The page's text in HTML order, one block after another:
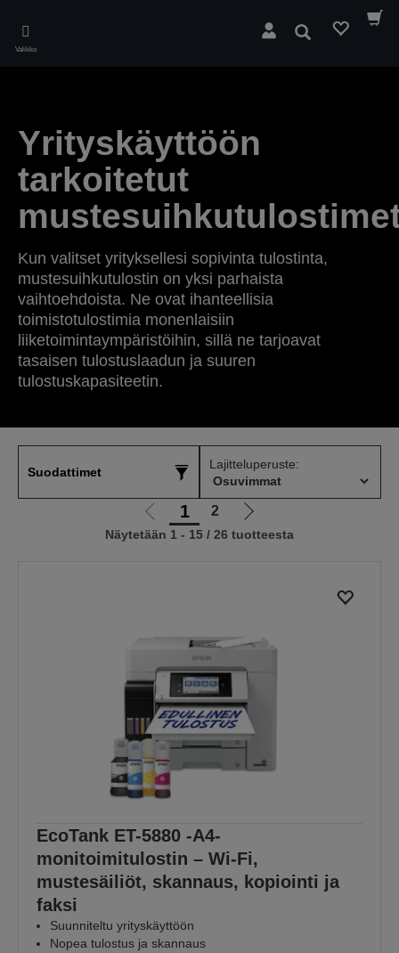
main
Valikko
Hae
Yrityskäyttöön
tarkoitetut
Kun valitset yrityksellesi sopivinta tulostinta,
mustesuihkutulostin on yksi parhaista
vaihtoehdoista. Ne ovat ihanteellisia
toimistotulostimia monenlaisiin
liiketoimintaympäristöihin, sillä ne tarjoavat
tasaisen tulostuslaadun ja suuren
tulostuskapasiteetin.
Suodattimet
Lajitteluperuste:
Siirry
edelliselle
1 2
Siirry
seuraavalle
Näytetään 1 - 15 / 26 tuotteesta
EcoTank ET-5880 -A4-
monitoimitulostin – Wi-Fi,
mustesäiliöt, skannaus, kopiointi ja
faksi
Suunniteltu yrityskäyttöön
Nopea tulostus ja skannaus